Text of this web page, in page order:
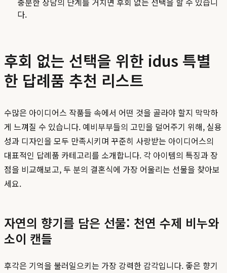
다.
후회 없는 선택을 위한 idus 특별
한 답례품 추천 리스트
수많은 아이디어스 작품들 속에서 어떤 것을 골라야 할지 막막하
게 느껴질 수 있습니다. 예비부부들의 고민을 덜어주기 위해, 실용
성과 디자인을 모두 만족시키며 꾸준히 사랑받는 아이디어스의
대표적인 답례품 카테고리를 소개합니다. 각 아이템의 특징과 장
점을 비교해보고, 두 분의 결혼식에 가장 어울리는 선물을 찾아보
세요.
자연의 향기를 담은 선물: 천연 수제 비누와
소이 캔들
후각은 기억을 불러일으키는 가장 강력한 감각입니다. 좋은 향기